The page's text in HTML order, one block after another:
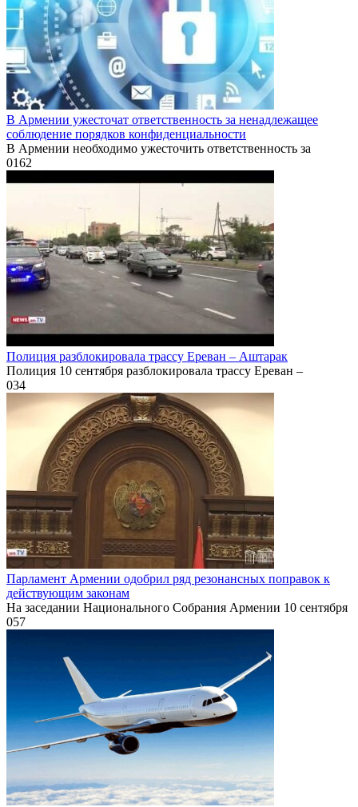
В Армении ужесточат ответственность за ненадлежащее
соблюдение порядков конфиденциальности
В Армении необходимо ужесточить ответственность за
0162
Полиция разблокировала трассу Ереван – Аштарак
Полиция 10 сентября разблокировала трассу Ереван –
034
Парламент Армении одобрил ряд резонансных поправок к
действующим законам
На заседании Национального Собрания Армении 10 сентября
057